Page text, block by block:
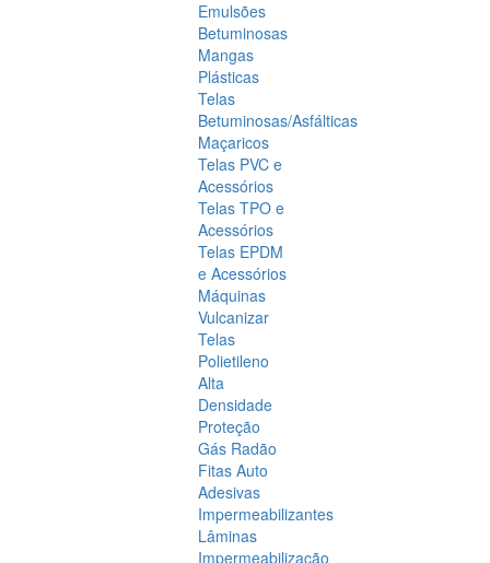
Emulsões
Betuminosas
Mangas
Plásticas
Telas
Betuminosas/Asfálticas
Maçaricos
Telas PVC e
Acessórios
Telas TPO e
Acessórios
Telas EPDM
e Acessórios
Máquinas
Vulcanizar
Telas
Polietileno
Alta
Densidade
Proteção
Gás Radão
Fitas Auto
Adesivas
Impermeabilizantes
Lâminas
Impermeabilização